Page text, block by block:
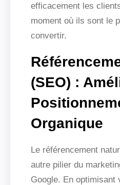
efficacement les
moment où ils sont le
convertir.
(SEO) :
Organique
Le référencement
autre pilier du
Google. En optimisant